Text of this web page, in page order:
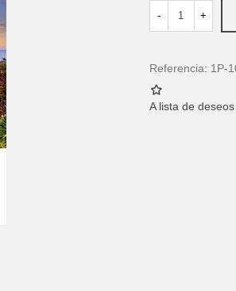
- +
Referencia: 1P-
A lista de deseos